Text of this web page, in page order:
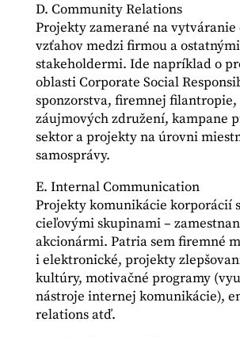
D. Community Relations
Projekty zamerané na
vzťahov medzi firmou a ostatnými
stakeholdermi. Ide napríklad o
oblasti Corporate Social
sponzorstva, firemnej filantropie,
záujmových združení, kampane
sektor a projekty na úrovni
samosprávy.
E. Internal Communication
Projekty komunikácie korporácií
cieľovými skupinami –
akcionármi. Patria sem firemné
i elektronické, projekty
kultúry, motivačné programy
nástroje internej komunikácie),
relations atď.